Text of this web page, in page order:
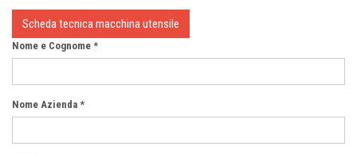
Scheda tecnica macchina utensile
Nome e Cognome *
Nome Azienda *